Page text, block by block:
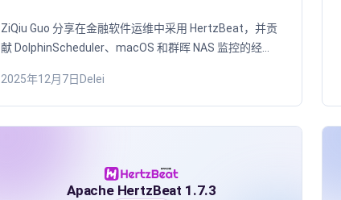
ZiQiu Guo 分享在金融软件运维中采用 HertzBeat，并贡
献 DolphinScheduler、macOS 和群晖 NAS 监控的经
2025年12月7日 Delei
Apache HertzBeat 1.7.3